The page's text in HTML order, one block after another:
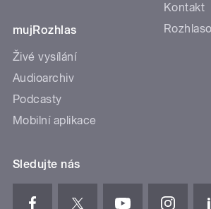
mujRozhlas
Živé vysílání
Audioarchiv
Podcasty
Mobilní aplikace
Kontakt
Sledujte nás